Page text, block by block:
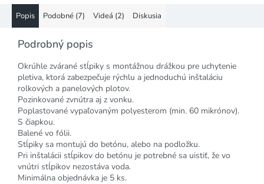
Popis Podobné (7) Videá (2) Diskusia
Podrobný popis
Okrúhle zvárané stĺpiky s montážnou drážkou pre uchytenie
pletiva, ktorá zabezpečuje rýchlu a jednoduchú inštaláciu
rolkových a panelových plotov.
Pozinkované zvnútra aj z vonku.
Poplastované vypaľovaným polyesterom (min. 60 mikrónov).
S čiapkou.
Balené vo fólii.
Stĺpiky sa montujú do betónu, alebo na podložku.
Pri inštalácii stĺpikov do betónu je potrebné sa uistiť, že vo
vnútri stĺpikov nezostáva voda.
Minimálna objednávka je 5 ks.